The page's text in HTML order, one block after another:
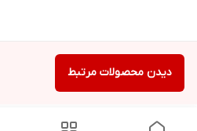
دیدن محصولات مرتبط